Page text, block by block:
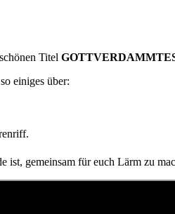
Titel
einiges über:
ist, gemeinsam für euch Lärm zu